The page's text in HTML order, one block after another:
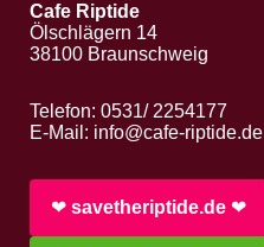
Cafe Riptide
Ölschlägern 14
38100 Braunschweig
Telefon: 0531/ 2254177
E-Mail: info@cafe-riptide.de
❤︎ savetheriptide.de ❤︎